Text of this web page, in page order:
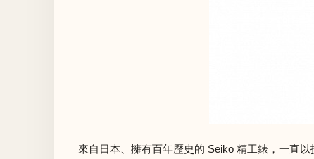
來自日本、擁有百年歷史的 Seiko 精工錶，一直